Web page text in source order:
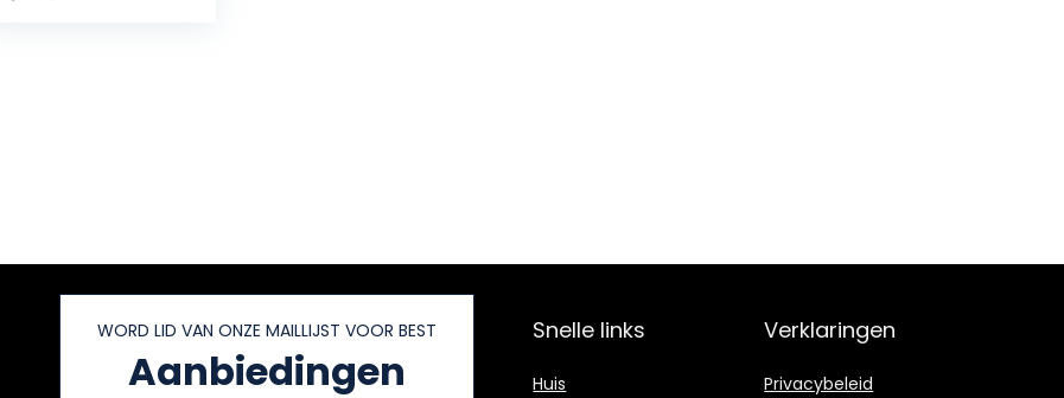
WORD LID VAN ONZE MAILLIJST VOOR BEST
Aanbiedingen
Snelle links
Huis
Verklaringen
Privacybeleid